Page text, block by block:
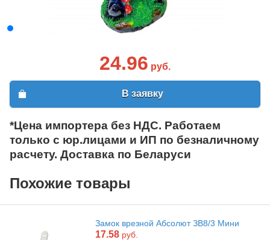
24.96 руб.
В заявку
*Цена импортера без НДС. Работаем
только с юр.лицами и ИП по безналичному
расчету. Доставка по Беларуси
Похожие товары
Замок врезной Абсолют ЗВ8/3 Мини
17.58 руб.